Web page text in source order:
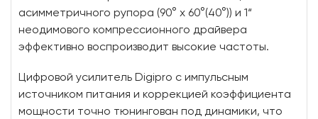
асимметричного рупора (90° x 60°(40°)) и 1“
неодимового компрессионного драйвера
эффективно воспроизводит высокие частоты.
Цифровой усилитель Digipro с импульсным
источником питания и коррекцией коэффициента
мощности точно тюнингован под динамики, что